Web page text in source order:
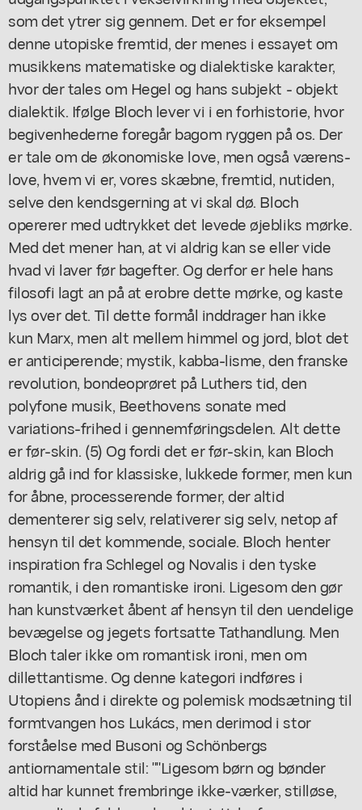
som det ytrer sig gennem. Det er for eksempel
denne utopiske fremtid, der menes i essayet om
musikkens matematiske og dialektiske karakter,
hvor der tales om Hegel og hans subjekt - objekt
dialektik. Ifølge Bloch lever vi i en forhistorie, hvor
begivenhederne foregår bagom ryggen på os. Der
er tale om de økonomiske love, men også værens-
love, hvem vi er, vores skæbne, fremtid, nutiden,
selve den kendsgerning at vi skal dø. Bloch
opererer med udtrykket det levede øjebliks mørke.
Med det mener han, at vi aldrig kan se eller vide
hvad vi laver før bagefter. Og derfor er hele hans
filosofi lagt an på at erobre dette mørke, og kaste
lys over det. Til dette formål inddrager han ikke
kun Marx, men alt mellem himmel og jord, blot det
er anticiperende; mystik, kabba-lisme, den franske
revolution, bondeoprøret på Luthers tid, den
polyfone musik, Beethovens sonate med
variations-frihed i gennemføringsdelen. Alt dette
er før-skin. (5) Og fordi det er før-skin, kan Bloch
aldrig gå ind for klassiske, lukkede former, men kun
for åbne, processerende former, der altid
dementerer sig selv, relativerer sig selv, netop af
hensyn til det kommende, sociale. Bloch henter
inspiration fra Schlegel og Novalis i den tyske
romantik, i den romantiske ironi. Ligesom den gør
han kunstværket åbent af hensyn til den uendelige
bevægelse og jegets fortsatte Tathandlung. Men
Bloch taler ikke om romantisk ironi, men om
dillettantisme. Og denne kategori indføres i
Utopiens ånd i direkte og polemisk modsætning til
formtvangen hos Lukács, men derimod i stor
forståelse med Busoni og Schönbergs
antiornamentale stil: ""Ligesom børn og bønder
altid har kunnet frembringe ikke-værker, stilløse,